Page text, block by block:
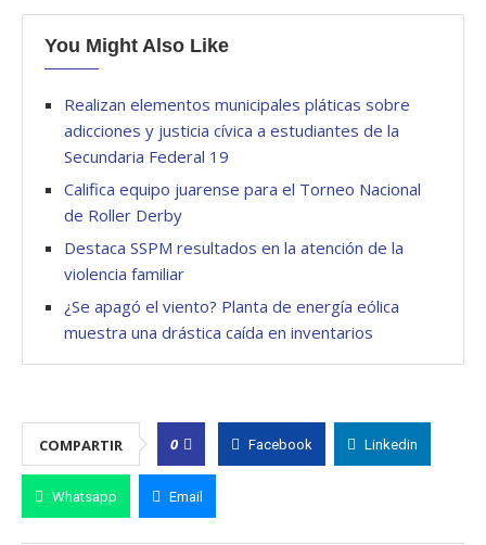
You Might Also Like
Realizan elementos municipales pláticas sobre
adicciones y justicia cívica a estudiantes de la
Secundaria Federal 19
Califica equipo juarense para el Torneo Nacional
de Roller Derby
Destaca SSPM resultados en la atención de la
violencia familiar
¿Se apagó el viento? Planta de energía eólica
muestra una drástica caída en inventarios
COMPARTIR 0 Facebook Linkedin
Whatsapp Email